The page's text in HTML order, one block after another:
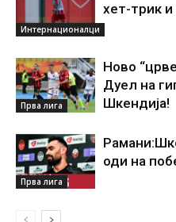
Интернационалци
хет-трик
Прва лига
Ново
Дуел на
Шкендија!
Прва лига
оди на